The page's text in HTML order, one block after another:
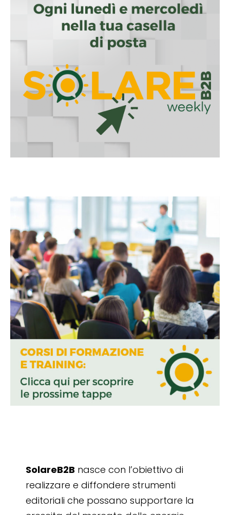
SolareB2B nasce con l’obiettivo di
realizzare e diffondere strumenti
editoriali che possano supportare la